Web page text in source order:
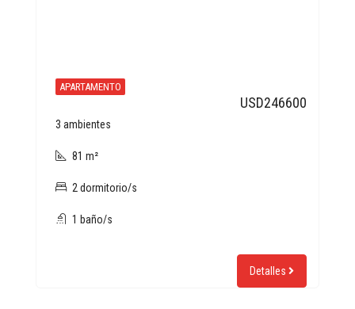
APARTAMENTO
USD246600
3 ambientes
81 m²
2 dormitorio/s
1 baño/s
Detalles